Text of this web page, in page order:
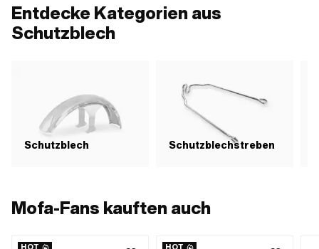
Entdecke Kategorien aus
Schutzblech
Schutzblech Schutzblechstreben
Mofa-Fans kauften auch